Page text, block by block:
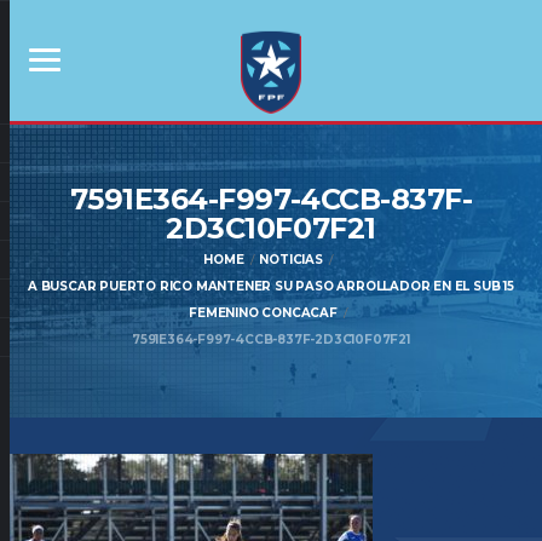
7591E364-F997-4CCB-837F-
2D3C10F07F21
HOME
NOTICIAS
A BUSCAR PUERTO RICO MANTENER SU PASO ARROLLADOR EN EL SUB 15
FEMENINO CONCACAF
7591E364-F997-4CCB-837F-2D3C10F07F21